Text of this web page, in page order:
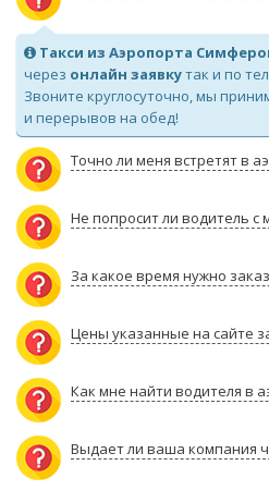
Такси из Аэропорта
через онлайн заявкутак и по
Звоните круглосуточно, мы
и перерывов на обед!
Точно ли меня встретят в
Не попросит ли водитель с
За какое время нужно
Цены указанные на сайте
Как мне найти водителя в
Выдает ли ваша компания